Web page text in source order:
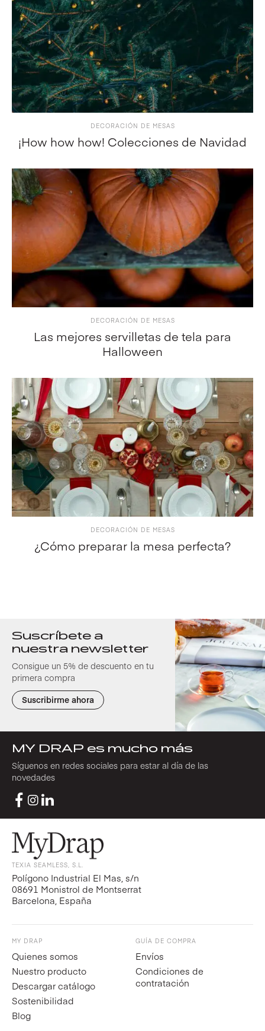
DECORACIÓN DE MESAS
¡How how how! Colecciones de Navidad
DECORACIÓN DE MESAS
Las mejores servilletas de tela para
Halloween
DECORACIÓN DE MESAS
¿Cómo preparar la mesa perfecta?
Suscríbete a
nuestra newsletter
Consigue un 5% de descuento en tu
primera compra
Suscribirme ahora
MY DRAP es mucho más
Síguenos en redes sociales para estar al día de las
novedades
TEXIA SEAMLESS, S.L.
Polígono Industrial El Mas, s/n
08691 Monistrol de Montserrat
Barcelona, España
MY DRAP
Quienes somos
Nuestro producto
Descargar catálogo
Sostenibilidad
Blog
GUÍA DE COMPRA
Envíos
Condiciones de
contratación